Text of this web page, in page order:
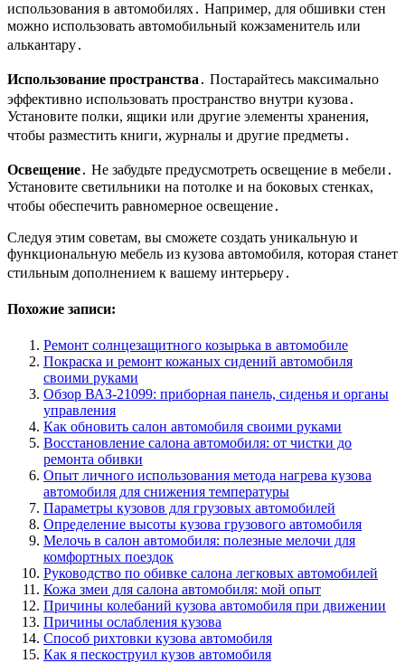
использования в автомобилях․ Например, для обшивки стен
можно использовать автомобильный кожзаменитель или
алькантару․
Использование пространства ․ Постарайтесь максимально
эффективно использовать пространство внутри кузова․
Установите полки, ящики или другие элементы хранения,
чтобы разместить книги, журналы и другие предметы․
Освещение․ Не забудьте предусмотреть освещение в мебели․
Установите светильники на потолке и на боковых стенках,
чтобы обеспечить равномерное освещение․
Следуя этим советам, вы сможете создать уникальную и
функциональную мебель из кузова автомобиля, которая станет
стильным дополнением к вашему интерьеру․
Похожие записи:
Ремонт солнцезащитного козырька в автомобиле
Покраска и ремонт кожаных сидений автомобиля
своими руками
Обзор ВАЗ-21099: приборная панель, сиденья и органы
управления
Как обновить салон автомобиля своими руками
Восстановление салона автомобиля: от чистки до
ремонта обивки
Опыт личного использования метода нагрева кузова
автомобиля для снижения температуры
Параметры кузовов для грузовых автомобилей
Определение высоты кузова грузового автомобиля
Мелочь в салон автомобиля: полезные мелочи для
комфортных поездок
Руководство по обивке салона легковых автомобилей
Кожа змеи для салона автомобиля: мой опыт
Причины колебаний кузова автомобиля при движении
Причины ослабления кузова
Способ рихтовки кузова автомобиля
Как я пескоструил кузов автомобиля